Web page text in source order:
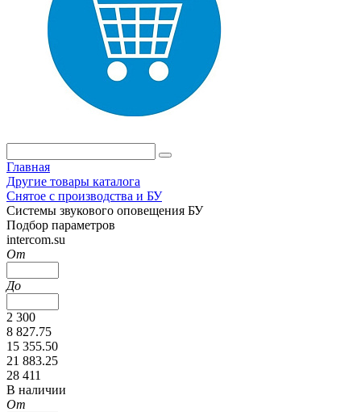
Главная
Другие товары каталога
Снятое с производства и БУ
Системы звукового оповещения БУ
Подбор параметров
intercom.su
От
До
2 300
8 827.75
15 355.50
21 883.25
28 411
В наличии
От